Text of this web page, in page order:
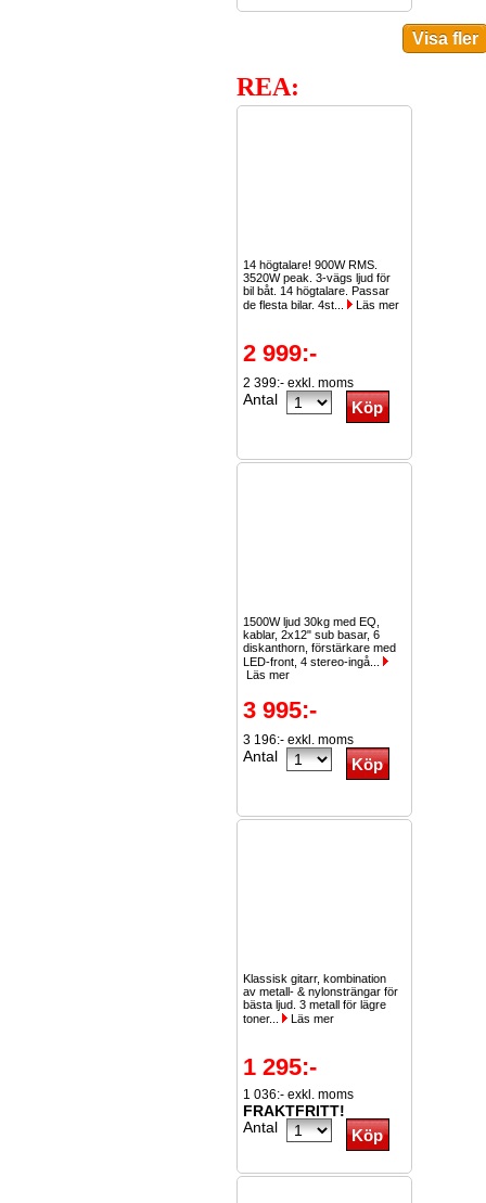
REA:
14 högtalare! 900W RMS.
3520W peak. 3-vägs ljud för
bil båt. 14 högtalare. Passar
de flesta bilar. 4st...
Läs mer
2 999:-
2 399:- exkl. moms
Antal
1500W ljud 30kg med EQ,
kablar, 2x12" sub basar, 6
diskanthorn, förstärkare med
LED-front, 4 stereo-ingå...
Läs mer
3 995:-
3 196:- exkl. moms
Antal
Klassisk gitarr, kombination
av metall- & nylonsträngar för
bästa ljud. 3 metall för lägre
toner...
Läs mer
1 295:-
1 036:- exkl. moms
FRAKTFRITT!
Antal